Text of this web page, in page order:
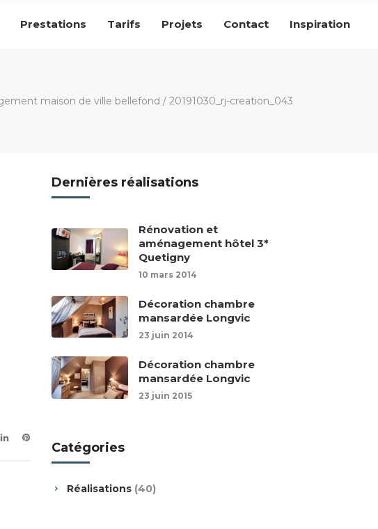
Prestations Tarifs Projets Contact Inspiration
maison de ville bellefond / 20191030_rj-creation_043
Dernières réalisations
Rénovation et
aménagement hôtel 3*
Quetigny
10 mars 2014
Décoration chambre
mansardée Longvic
23 juin 2014
Décoration chambre
mansardée Longvic
23 juin 2015
Catégories
Réalisations (40)